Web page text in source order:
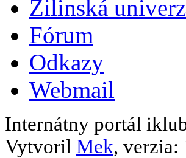
Žilinská
Fórum
Odkazy
Webmail
Internátny portál
Vytvoril Mek, verzia: